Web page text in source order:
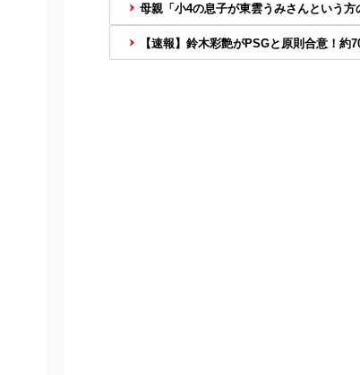
母親「小4の息子が東雲うみさんという
【速報】鈴木彩艶がPSGと原則合意！約